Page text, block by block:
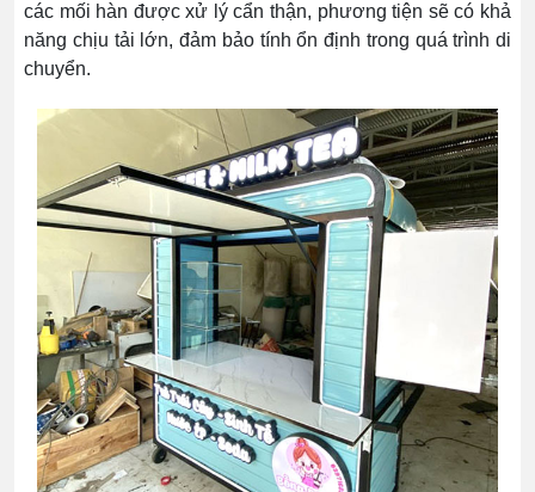
các mối hàn được xử lý cẩn thận, phương tiện sẽ có khả
năng chịu tải lớn, đảm bảo tính ổn định trong quá trình di
chuyển.